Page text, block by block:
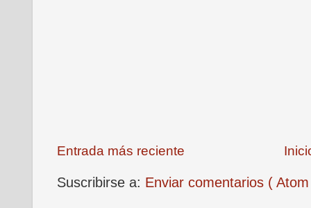
Entrada más reciente
Suscribirse a: Enviar comentarios (